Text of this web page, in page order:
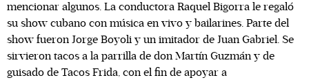
mencionar algunos. La conductora Raquel Bigorra le regaló
su show cubano con música en vivo y bailarines. Parte del
show fueron Jorge Boyoli y un imitador de Juan Gabriel. Se
sirvieron tacos a la parrilla de don Martín Guzmán y de
guisado de Tacos Frida, con el fin de apoyar a